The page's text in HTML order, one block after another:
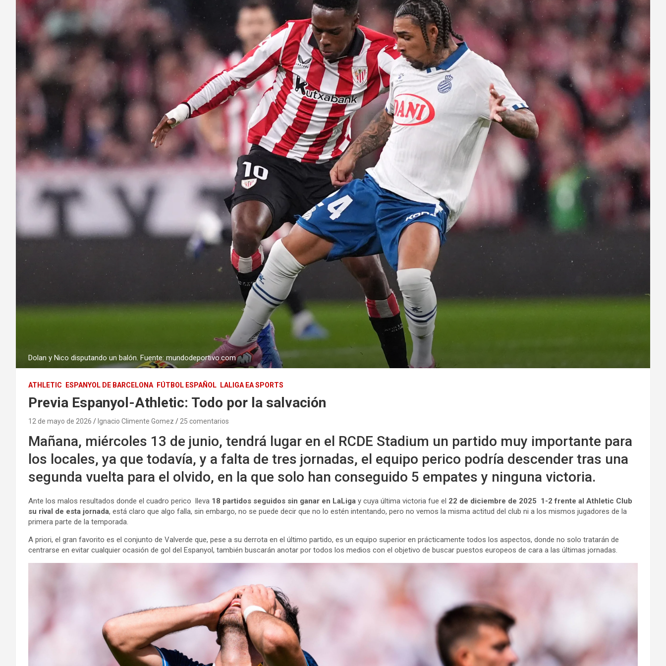
Dolan y Nico disputando un balón. Fuente: mundodeportivo.com
ATHLETIC ESPANYOL DE BARCELONA FÚTBOL ESPAÑOL LALIGA EA SPORTS
Previa Espanyol-Athletic: Todo por la salvación
12 de mayo de 2026 Ignacio Climente Gomez 25 comentarios
Mañana, miércoles 13 de junio, tendrá lugar en el RCDE Stadium un partido muy importante para
los locales, ya que todavía, y a falta de tres jornadas, el equipo perico podría descender tras una
segunda vuelta para el olvido, en la que solo han conseguido 5 empates y ninguna victoria.
Ante los malos resultados donde el cuadro perico lleva 18 partidos seguidos sin ganar en LaLiga y cuya última victoria fue el 22 de diciembre de 2025 1-2 frente al Athletic Club
su rival de esta jornada, está claro que algo falla, sin embargo, no se puede decir que no lo estén intentando, pero no vemos la misma actitud del club ni a los mismos jugadores de la
primera parte de la temporada.
A priori, el gran favorito es el conjunto de Valverde que, pese a su derrota en el último partido, es un equipo superior en prácticamente todos los aspectos, donde no solo tratarán de
centrarse en evitar cualquier ocasión de gol del Espanyol, también buscarán anotar por todos los medios con el objetivo de buscar puestos europeos de cara a las últimas jornadas.